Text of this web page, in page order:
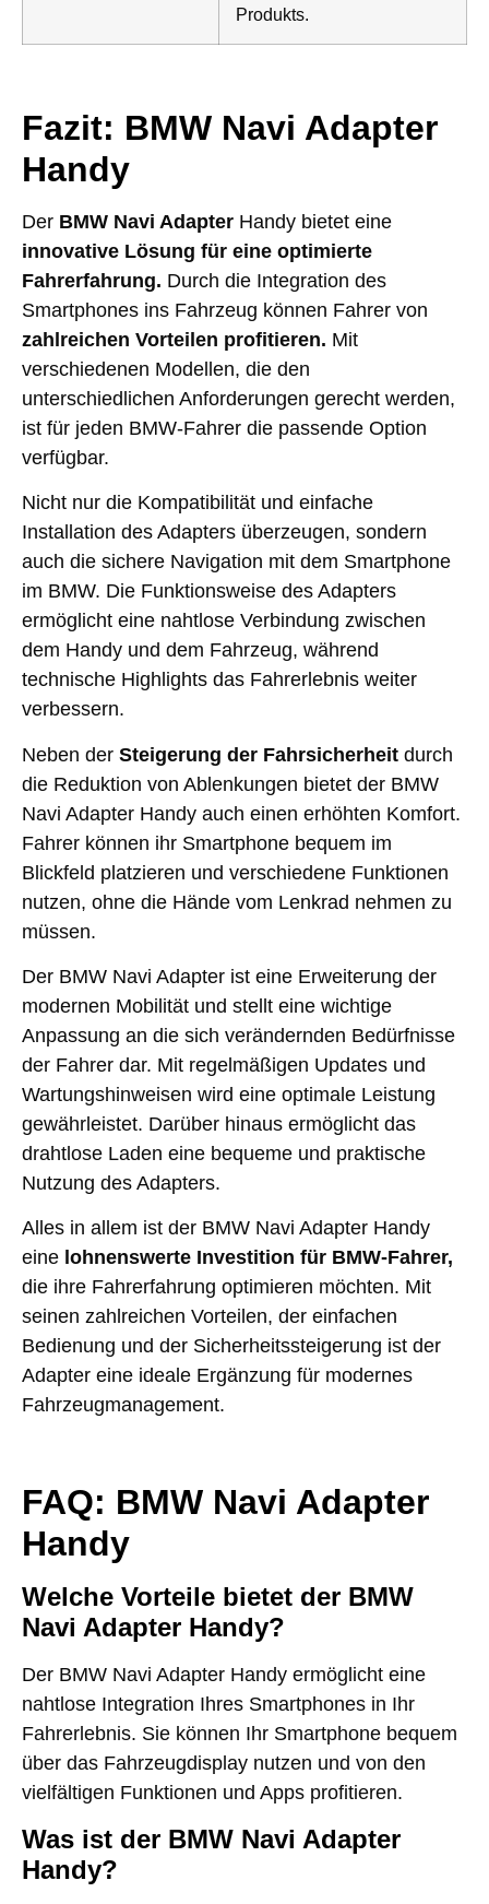
Produkts.
Fazit: BMW Navi Adapter
Handy
Der BMW Navi Adapter Handy bietet eine
innovative Lösung für eine optimierte
Fahrerfahrung. Durch die Integration des
Smartphones ins Fahrzeug können Fahrer von
zahlreichen Vorteilen profitieren. Mit
verschiedenen Modellen, die den
unterschiedlichen Anforderungen gerecht werden,
ist für jeden BMW-Fahrer die passende Option
verfügbar.
Nicht nur die Kompatibilität und einfache
Installation des Adapters überzeugen, sondern
auch die sichere Navigation mit dem Smartphone
im BMW. Die Funktionsweise des Adapters
ermöglicht eine nahtlose Verbindung zwischen
dem Handy und dem Fahrzeug, während
technische Highlights das Fahrerlebnis weiter
verbessern.
Neben der Steigerung der Fahrsicherheit durch
die Reduktion von Ablenkungen bietet der BMW
Navi Adapter Handy auch einen erhöhten Komfort.
Fahrer können ihr Smartphone bequem im
Blickfeld platzieren und verschiedene Funktionen
nutzen, ohne die Hände vom Lenkrad nehmen zu
müssen.
Der BMW Navi Adapter ist eine Erweiterung der
modernen Mobilität und stellt eine wichtige
Anpassung an die sich verändernden Bedürfnisse
der Fahrer dar. Mit regelmäßigen Updates und
Wartungshinweisen wird eine optimale Leistung
gewährleistet. Darüber hinaus ermöglicht das
drahtlose Laden eine bequeme und praktische
Nutzung des Adapters.
Alles in allem ist der BMW Navi Adapter Handy
eine lohnenswerte Investition für BMW-Fahrer,
die ihre Fahrerfahrung optimieren möchten. Mit
seinen zahlreichen Vorteilen, der einfachen
Bedienung und der Sicherheitssteigerung ist der
Adapter eine ideale Ergänzung für modernes
Fahrzeugmanagement.
FAQ: BMW Navi Adapter
Handy
Welche Vorteile bietet der BMW
Navi Adapter Handy?
Der BMW Navi Adapter Handy ermöglicht eine
nahtlose Integration Ihres Smartphones in Ihr
Fahrerlebnis. Sie können Ihr Smartphone bequem
über das Fahrzeugdisplay nutzen und von den
vielfältigen Funktionen und Apps profitieren.
Was ist der BMW Navi Adapter
Handy?